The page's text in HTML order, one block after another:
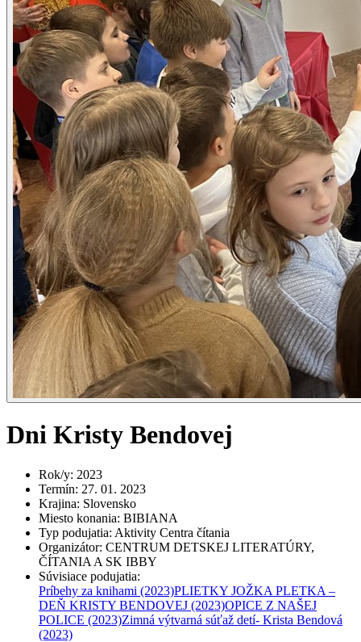
Dni Kristy Bendovej
Rok/y: 2023
Termín: 27. 01. 2023
Krajina: Slovensko
Miesto konania: BIBIANA
Typ podujatia: Aktivity Centra čítania
Organizátor: CENTRUM DETSKEJ LITERATÚRY,
ČÍTANIA A SK IBBY
Súvisiace podujatia:
Príbehy za knihami (2023)PLIETKY JOŽKA PLETKA –
DEŇ KRISTY BENDOVEJ (2023)OPICE Z NAŠEJ
POLICE (2023)Zimná výtvarná súťaž detí- Krista Bendová
(2023)